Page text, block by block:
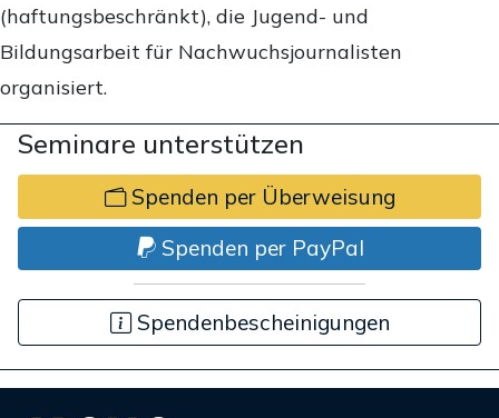
(haftungsbeschränkt), die Jugend- und
Bildungsarbeit für Nachwuchsjournalisten
organisiert.
Seminare unterstützen
Spenden per Überweisung
Spenden per PayPal
Spendenbescheinigungen